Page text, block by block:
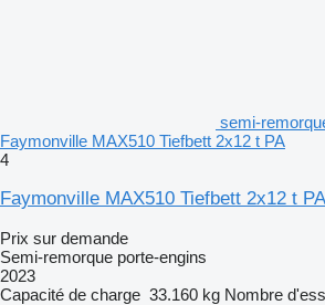
semi-
Faymonville MAX510 Tiefbett 2x12 t PA
4
Faymonville MAX510 Tiefbett 2x12 t PA
Prix sur demande
Semi-remorque porte-engins
2023
Capacité de charge 33.160 kg Nombre